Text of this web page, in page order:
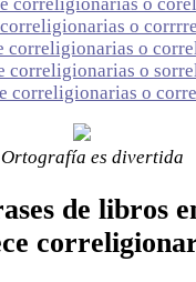
o
correligionarias o
correligionarias o
correligionarias o
es divertida
de libros